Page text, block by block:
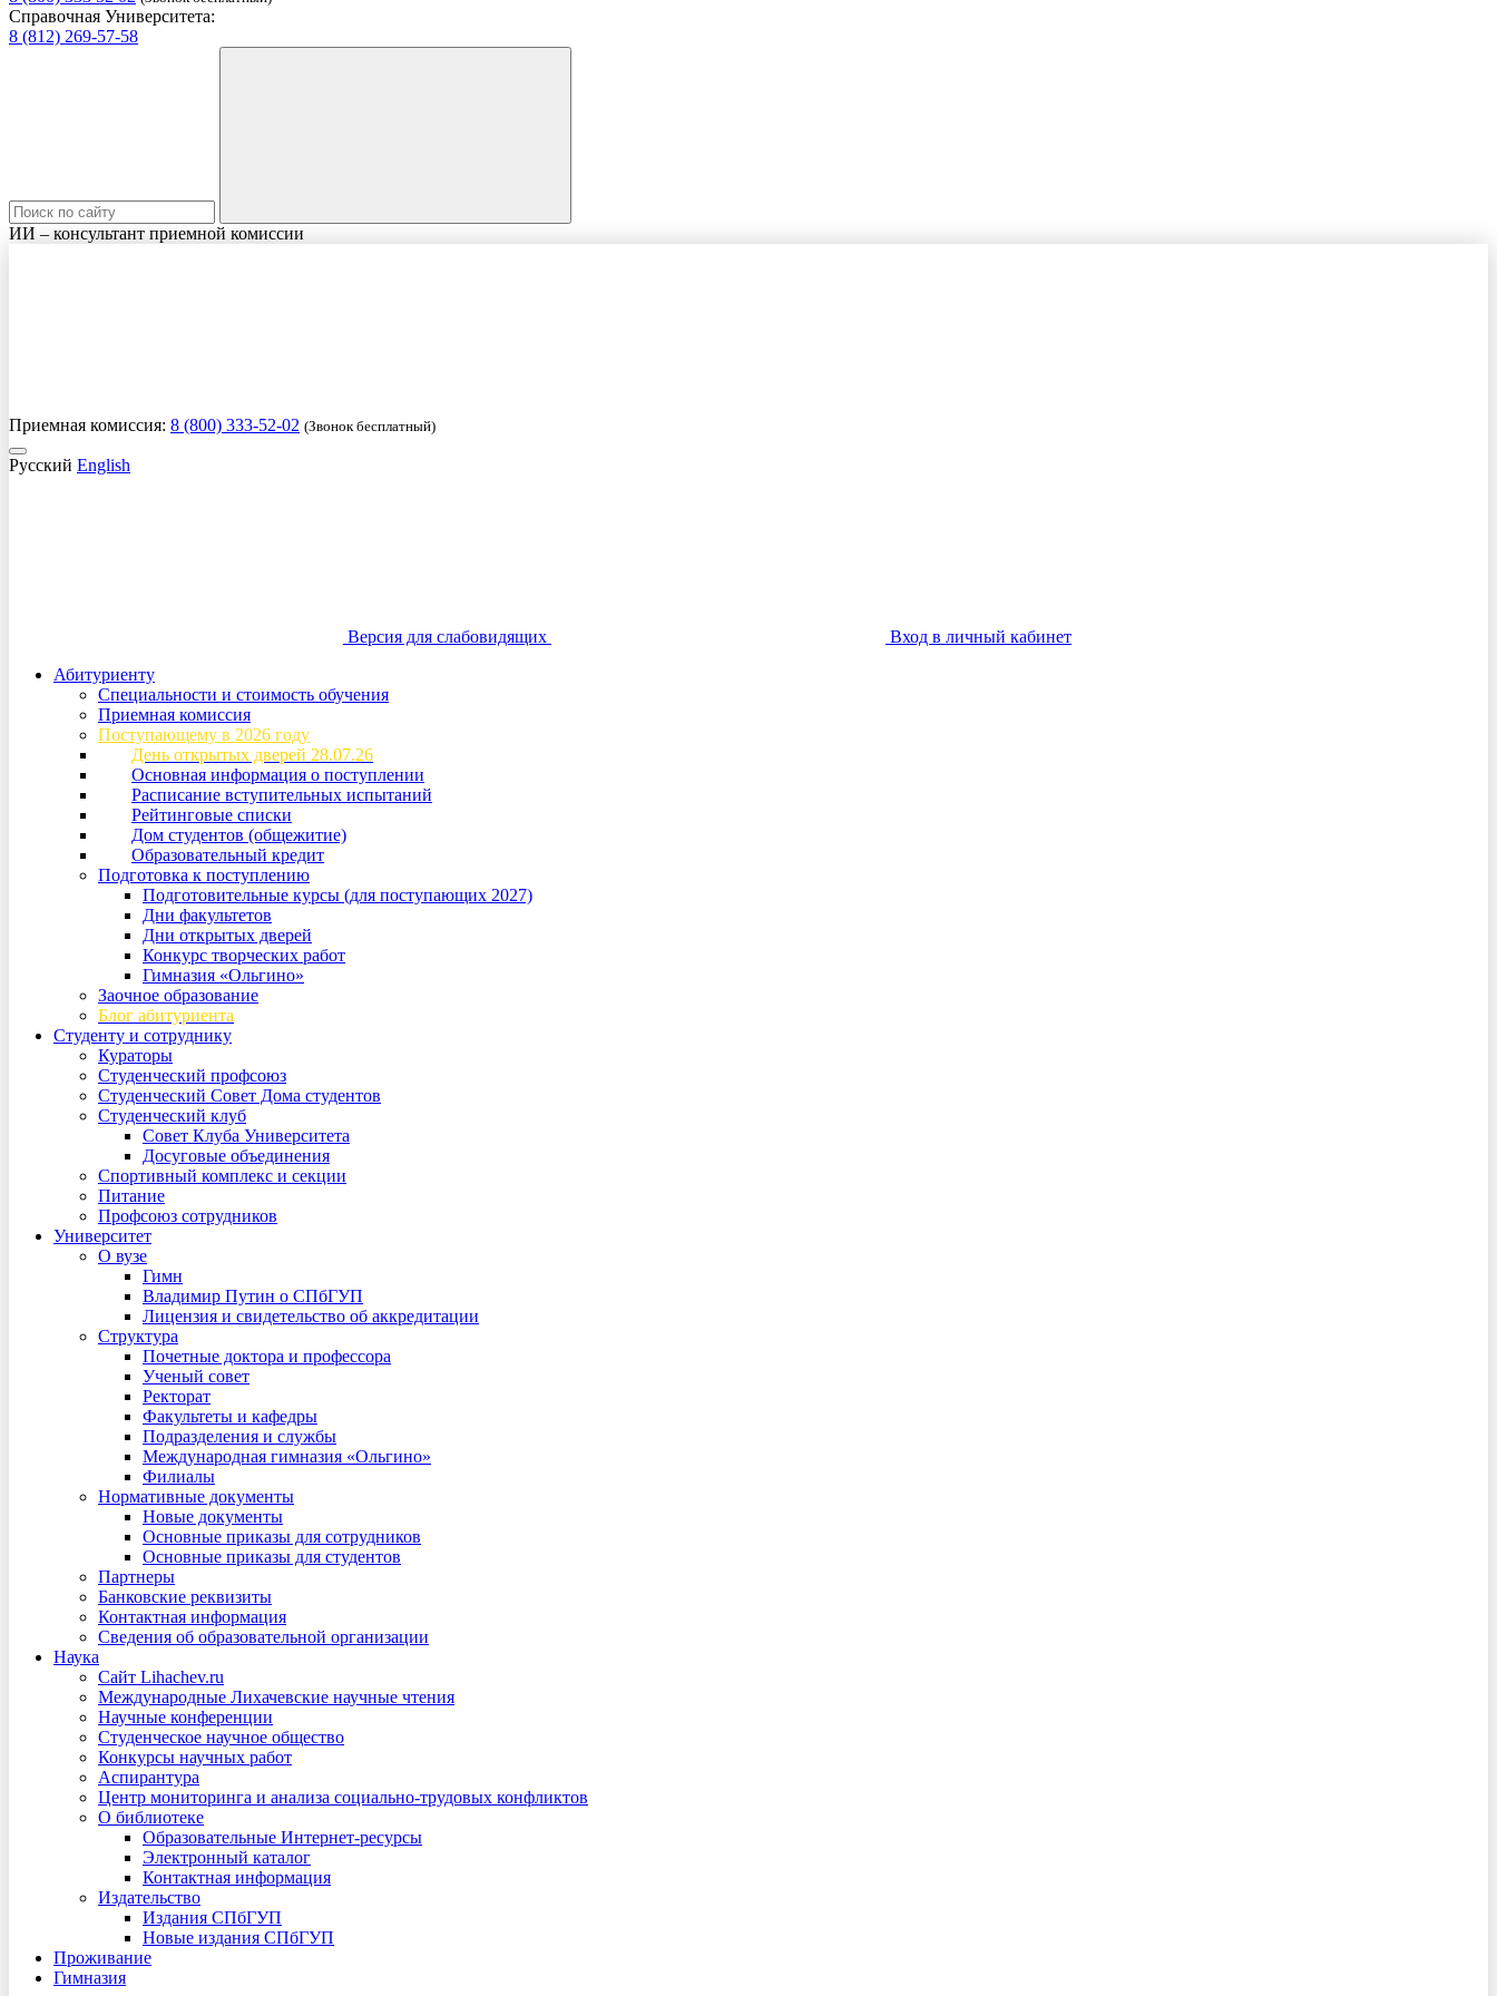
Справочная Университета:
8 (812) 269-57-58
ИИ – консультант приемной комиссии
Приемная комиссия: 8 (800) 333-52-02 (Звонок бесплатный)
Русский English
Версия для слабовидящих
Вход в личный кабинет
Абитуриенту
Специальности и стоимость обучения
Приемная комиссия
Поступающему в 2026 году
День открытых дверей 28.07.26
Основная информация о поступлении
Расписание вступительных испытаний
Рейтинговые списки
Дом студентов (общежитие)
Образовательный кредит
Подготовка к поступлению
Подготовительные курсы (для поступающих 2027)
Дни факультетов
Дни открытых дверей
Конкурс творческих работ
Гимназия «Ольгино»
Заочное образование
Блог абитуриента
Студенту и сотруднику
Кураторы
Студенческий профсоюз
Студенческий Совет Дома студентов
Студенческий клуб
Совет Клуба Университета
Досуговые объединения
Спортивный комплекс и секции
Питание
Профсоюз сотрудников
Университет
О вузе
Гимн
Владимир Путин о СПбГУП
Лицензия и свидетельство об аккредитации
Структура
Почетные доктора и профессора
Ученый совет
Ректорат
Факультеты и кафедры
Подразделения и службы
Международная гимназия «Ольгино»
Филиалы
Нормативные документы
Новые документы
Основные приказы для сотрудников
Основные приказы для студентов
Партнеры
Банковские реквизиты
Контактная информация
Сведения об образовательной организации
Наука
Сайт Lihachev.ru
Международные Лихачевские научные чтения
Научные конференции
Студенческое научное общество
Конкурсы научных работ
Аспирантура
Центр мониторинга и анализа социально-трудовых конфликтов
О библиотеке
Образовательные Интернет-ресурсы
Электронный каталог
Контактная информация
Издательство
Издания СПбГУП
Новые издания СПбГУП
Проживание
Гимназия